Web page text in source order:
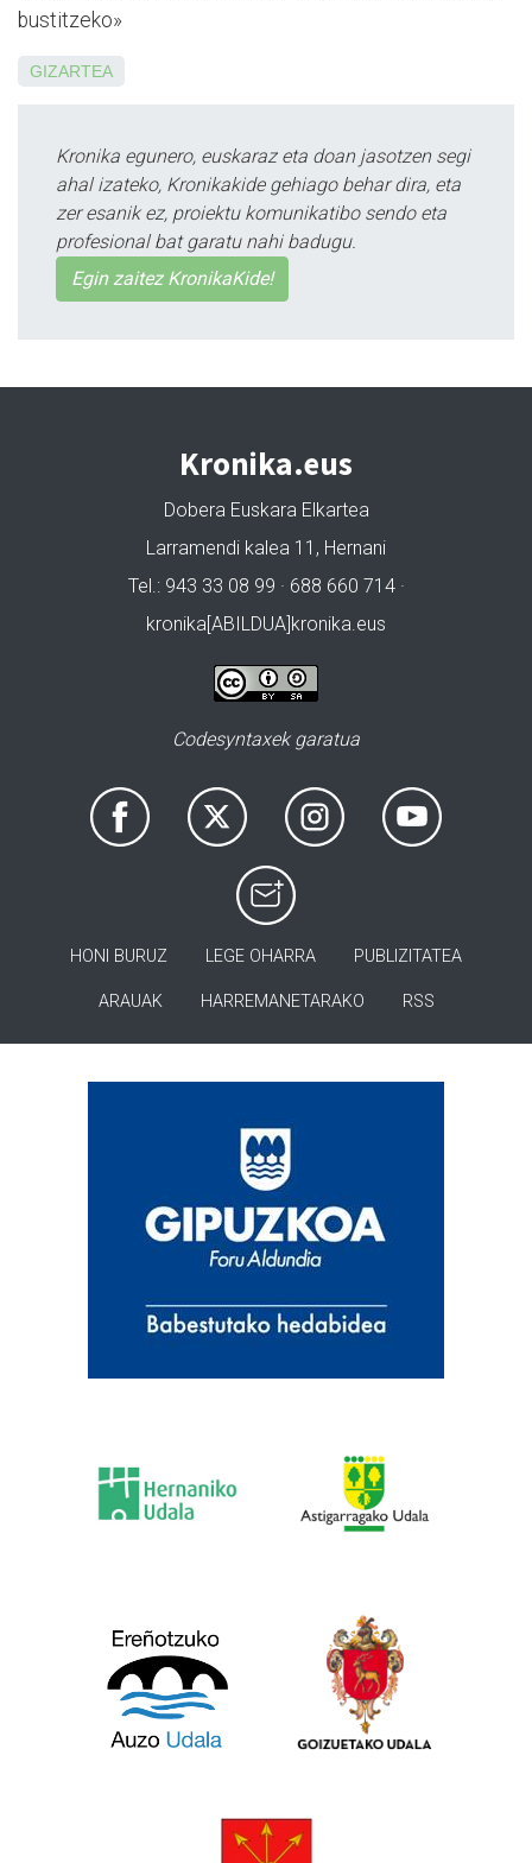
bustitzeko»
GIZARTEA
Kronika egunero, euskaraz eta doan jasotzen segi
ahal izateko, Kronikakide gehiago behar dira, eta
zer esanik ez, proiektu komunikatibo sendo eta
profesional bat garatu nahi badugu.
Egin zaitez KronikaKide!
Kronika.eus
Dobera Euskara Elkartea
Larramendi kalea 11, Hernani
Tel.: 943 33 08 99 · 688 660 714 ·
kronika[ABILDUA]kronika.eus
Codesyntaxek garatua
HONI BURUZ LEGE OHARRA PUBLIZITATEA
ARAUAK HARREMANETARAKO RSS